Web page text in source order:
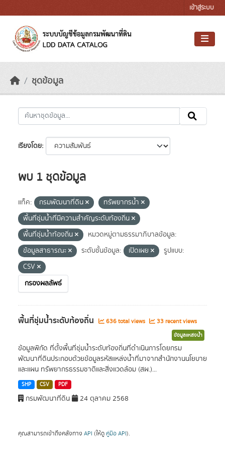
เข้าสู่ระบบ
ชุดข้อมูล
เรียงโดย
พบ 1 ชุดข้อมูล
แท็ค: กรมพัฒนาที่ดิน
ทรัพยากรน้ำ
พื้นที่ชุ่มน้ำที่มีความสําคัญระดับท้องถิ่น
พื้นที่ชุ่มน้ำท้องถิ่น
หมวดหมู่ตามธรรมาภิบาลข้อมูล:
ข้อมูลสาธารณะ
ระดับชั้นข้อมูล: เปิดเผย
รูปแบบ:
CSV
กรองผลลัพธ์
พื้นที่ชุ่มน้ำระดับท้องถิ่น 636 total views 33 recent views
ข้อมูลแหล่งน้ำ
ข้อมูลพิกัด ที่ตั้งพื้นที่ชุ่มน้ำระดับท้องถิ่นที่ดำเนินการโดยกรม
พัฒนาที่ดินประกอบด้วยข้อมูลรหัสแหล่งน้ำที่มาจากสำนักงานนโยบาย
และแผน ทรัพยากรธรรมชาติและสิ่งแวดล้อม (สผ.)...
SHP CSV PDF
กรมพัฒนาที่ดิน 24 ตุลาคม 2568
คุณสามารถเข้าถึงคลังทาง API (ให้ดู คู่มือ API).